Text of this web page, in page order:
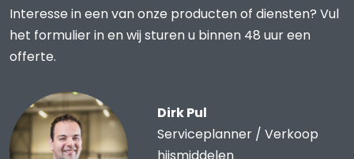
Interesse in een van onze producten of diensten? Vul
het formulier in en wij sturen u binnen 48 uur een
offerte.
Dirk Pul
Serviceplanner / Verkoop
hijsmiddelen